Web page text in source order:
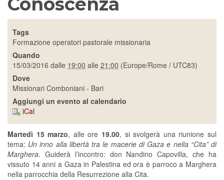
Tags
Formazione operatori pastorale missionaria
Quando
15/03/2016 dalle 19:00 alle 21:00 (Europe/Rome / UTC83)
Dove
Missionari Comboniani - Bari
Aggiungi un evento al calendario
iCal
Martedì 15 marzo, alle ore 19.00, si svolgerà una riunione sul
tema: Un inno alla libertà tra le macerie di Gaza e nella “Cita” di
Marghera. Guiderà l’incontro: don Nandino Capovilla, che ha
vissuto 14 anni a Gaza in Palestina ed ora è parroco a Marghera
nella parrocchia della Resurrezione alla Cita.